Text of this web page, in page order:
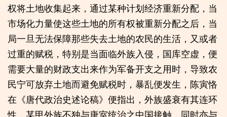
权将土地收集起来，通过某种计划经济重新分配，当
市场化力量使这些土地的所有权被重新分配之后，当
局一旦无法保障那些失去土地的农民的生活，又或者
过重的赋税，特别是当面临外族入侵，国库空虚，便
需要大量的财政支出来作为军备开支之用时，导致农
民宁可放弃土地而避免赋税时，暴乱便发生，陈寅恪
在《唐代政治史述论稿》便指出，外族盛衰有其连环